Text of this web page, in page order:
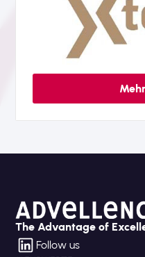
The Advantage of
Follow us